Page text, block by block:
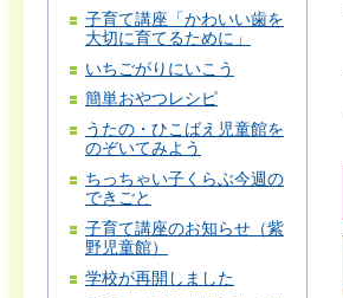
子育て講座「かわいい歯を
大切に育てるために」
いちごがりにいこう
簡単おやつレシピ
うたの・ひこばえ児童館を
のぞいてみよう
ちっちゃい子くらぶ今週の
できごと
子育て講座のお知らせ（紫
野児童館）
学校が再開しました